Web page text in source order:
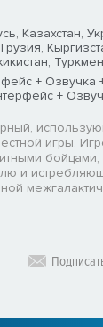
Казахстан,
+ Озвучка
+
игры.
бойцами,
и